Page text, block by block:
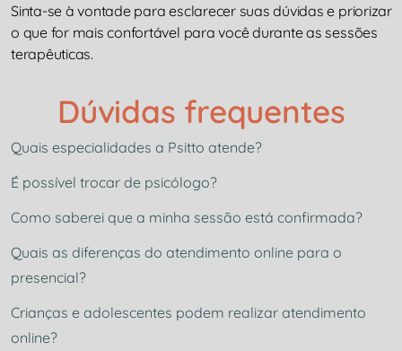
Sinta-se à vontade para esclarecer suas dúvidas e priorizar
o que for mais confortável para você durante as sessões
terapêuticas.
Dúvidas frequentes
Quais especialidades a Psitto atende?
É possível trocar de psicólogo?
Como saberei que a minha sessão está confirmada?
Quais as diferenças do atendimento online para o
presencial?
Crianças e adolescentes podem realizar atendimento
online?